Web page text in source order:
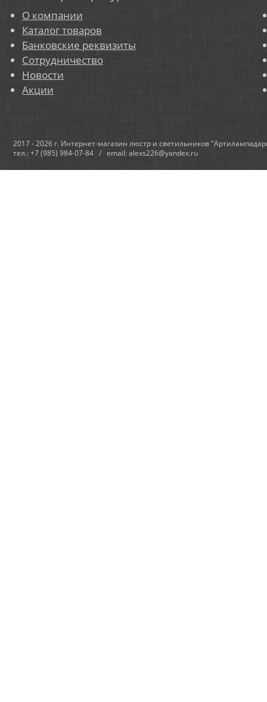
О компании
Каталог товаров
Банковские реквизиты
Сотрудничество
Новости
Акции
2017 - 2026 г. Интернет-магазин люстр и светильников
тел.: +7 (985) 984-07-84 / email: alexs226@yandex.ru